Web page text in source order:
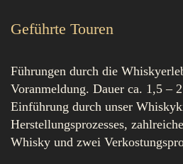
Geführte Touren
Führungen durch die
Voranmeldung. Dauer ca. 1,5 –
Einführung durch unser
Herstellungsprozesses,
Whisky und zwei